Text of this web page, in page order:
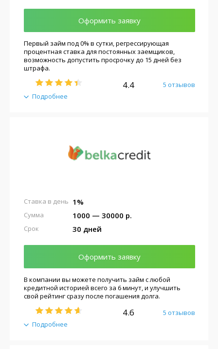
Оформить заявку
Подробнее
Первый займ под 0% в сутки, регрессирующая
процентная ставка для постоянных заемщиков,
возможность допустить просрочку до 15 дней без
штрафа.
4.4 5 отзывов
1%
Ставка в день
1000 — 30000 р.
Сумма
30 дней
Срок
Оформить заявку
Подробнее
В компании вы можете получить займ с любой
кредитной историей всего за 6 минут, и улучшить
свой рейтинг сразу после погашения долга.
4.6 5 отзывов